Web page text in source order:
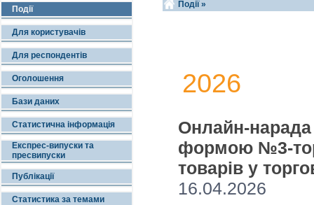
Події
Для користувачів
Для респондентів
Оголошення
Бази даних
Статистична інформація
Експрес-випуски та
пресвипуски
Публікації
Статистика за темами
Події »
2026
Онлайн-нарада
формою №3-
товарів у
16.04.2026